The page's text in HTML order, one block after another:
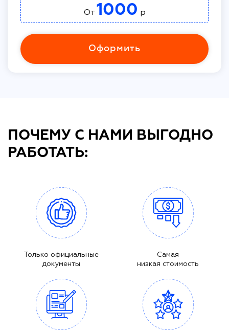
От 1000 р
Оформить
ПОЧЕМУ С НАМИ ВЫГОДНО
РАБОТАТЬ:
Только официальные
документы
Самая
низкая стоимость